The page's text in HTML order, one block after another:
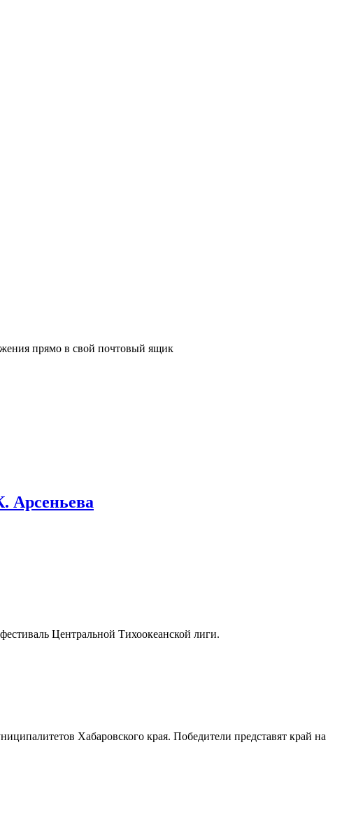
прямо в свой почтовый ящик
Арсеньева
Центральной Тихоокеанской лиги.
Хабаровского края. Победители представят край на